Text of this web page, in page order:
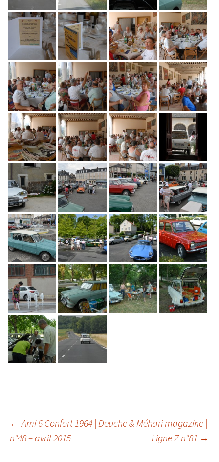
Navigation
← Ami 6 Confort 1964 | Deuche & Méhari magazine |
n°48 – avril 2015
Ligne Z n°81 →